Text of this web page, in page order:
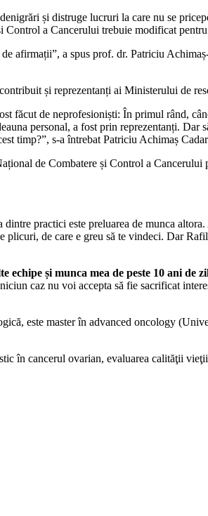
și distruge lucruri la care nu se
a Cancerului trebuie modificat
afirmații”, a spus prof. dr. Patriciu
și reprezentanți ai Ministerului de
făcut de neprofesioniști: În primul rând,
personal, a fost prin reprezentanți. Dar
timp?”, s-a întrebat Patriciu Achimaș
de Combatere și Control a
practici este preluarea de munca
plicuri, de care e greu să te vindeci. Dar
echipe și munca mea de peste 10 ani de
caz nu voi accepta să fie sacrificat
este master în advanced oncology
în cancerul ovarian, evaluarea calităţii